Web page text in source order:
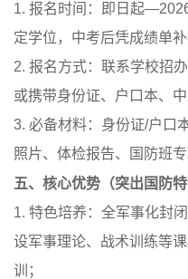
1. 报名时间：即日起
定学位，中考后凭成绩单补
2. 报名方式：联系学校招
或携带身份证、户口本、
3. 必备材料：身份证/户口
照片、体检报告、国防班
五、核心优势（突出国防特
1. 特色培养：全军事化封
设军事理论、战术训练等
训；